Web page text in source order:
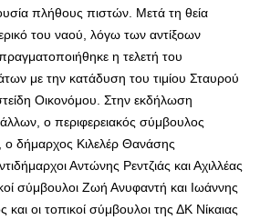
πλήθους πιστών. Μετά τη θεία
του ναού, λόγω των αντίξοων
η τελετή του
με την κατάδυση του τιμίου Σταυρού
Οικονόμου. Στην εκδήλωση
ο περιφερειακός σύμβουλος
ο δήμαρχος Κιλελέρ Θανάσης
Αντώνης Ρεντζιάς και Αχιλλέας
σύμβουλοι Ζωή Ανυφαντή και Ιωάννης
οι τοπικοί σύμβουλοι της ΔΚ Νίκαιας